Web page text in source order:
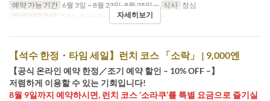
예약 가능 기간 6월 3일 ~ 8월 23일, 8월 25일 ~ 식사 점심
좌석 카테고리
Table, Semi Private, Private Room
자세히보기
【석수 한정・타임 세일】런치 코스 「소락」 | 9,000엔
【공식 온라인 예약 한정／조기 예약 할인 – 10% OFF –】
저렴하게 이용할 수 있는 기회입니다!
8월 9일까지 예약하시면, 런치 코스 ‘소라쿠’를 특별 요금으로 즐기실